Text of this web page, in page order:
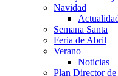
Navidad
Semana Santa
Feria de Abril
Verano
Noticias
Plan Director de